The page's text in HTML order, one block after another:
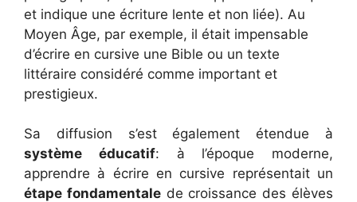
et indique une écriture lente et non liée). Au
Moyen Âge, par exemple, il était impensable
d’écrire en cursive une Bible ou un texte
littéraire considéré comme important et
prestigieux.
Sa diffusion s’est également étendue à
système éducatif: à l’époque moderne,
apprendre à écrire en cursive représentait un
étape fondamentalede croissance des élèves